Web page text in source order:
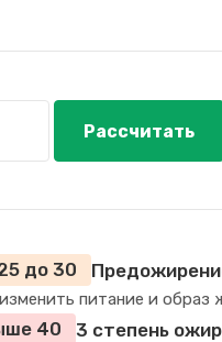
Рассчитать
до 30
питание и образ
40 3 степень